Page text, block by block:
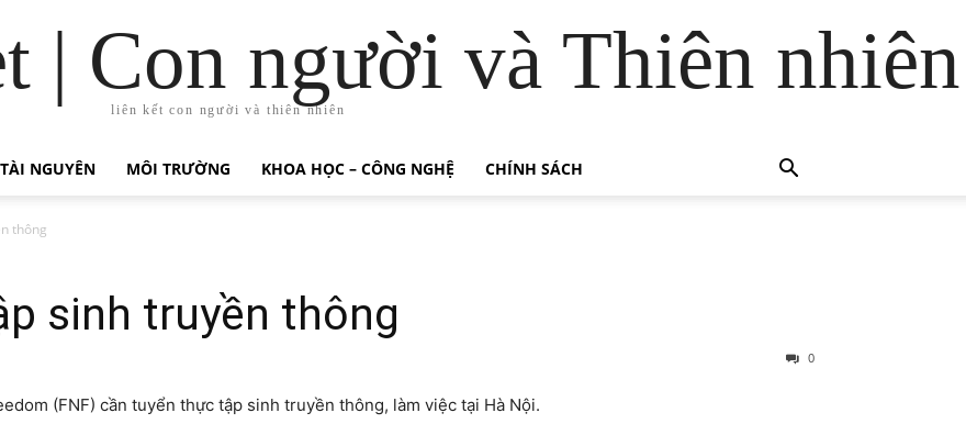
| Con người và Thiên nhiên
liên kết con người và thiên nhiên
TÀI NGUYÊN MÔI TRƯỜNG KHOA HỌC – CÔNG NGHỆ CHÍNH SÁCH
thông
sinh truyền thông
0
(FNF) cần tuyển thực tập sinh truyền thông, làm việc tại Hà Nội.